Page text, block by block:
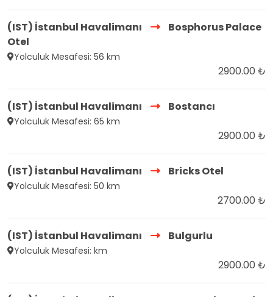
(IST) İstanbul Havalimanı
Bosphorus Palace
Otel
Yolculuk Mesafesi: 56 km
2900.00 ₺
(IST) İstanbul Havalimanı Bostancı
Yolculuk Mesafesi: 65 km
2900.00 ₺
(IST) İstanbul Havalimanı Bricks Otel
Yolculuk Mesafesi: 50 km
2700.00 ₺
(IST) İstanbul Havalimanı Bulgurlu
Yolculuk Mesafesi: km
2900.00 ₺